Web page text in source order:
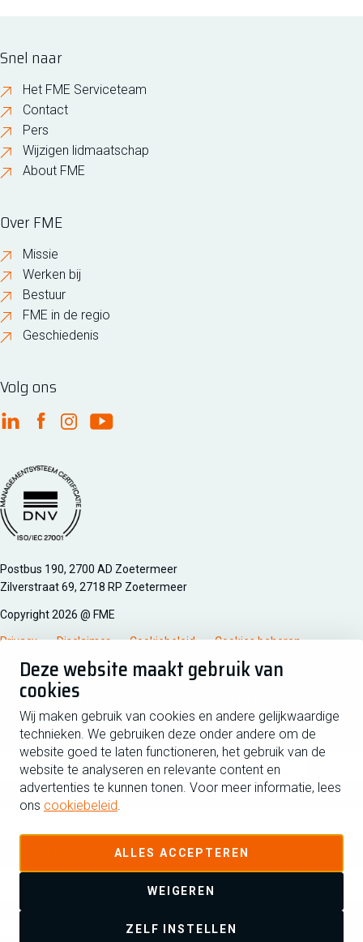
Deze website maakt gebruik van
cookies
Wij maken gebruik van cookies en andere gelijkwaardige
technieken. We gebruiken deze onder andere om de
website goed te laten functioneren, het gebruik van de
website te analyseren en relevante content en
advertenties te kunnen tonen. Voor meer informatie, lees
ons cookiebeleid.
ALLES ACCEPTEREN
WEIGEREN
ZELF INSTELLEN
Snel naar
Het FME Serviceteam
Contact
Pers
Wijzigen lidmaatschap
About FME
Over FME
Missie
Werken bij
Bestuur
FME in de regio
Geschiedenis
Volg ons
FME Linkedin
FME Facebook
FME Instagram
FME Youtube
Managementsyteem certificatie DNV iso/iec 27001
Postbus 190, 2700 AD Zoetermeer
Zilverstraat 69, 2718 RP Zoetermeer
Copyright 2026 @ FME
Privacy Disclaimer Cookiebeleid Cookies beheren
Schrijf je in voor de nieuwsbrief
Voornaam
Achternaam
Ja ik schrijf me in voor de nieuwsbrief en ga akkoord met de